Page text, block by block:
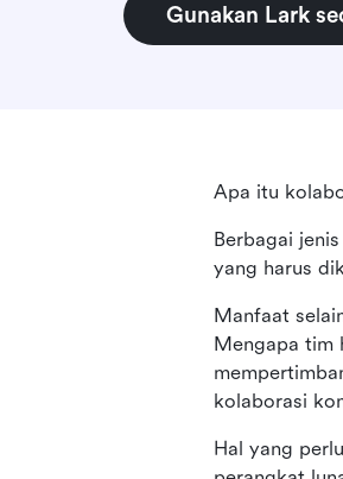
Gunakan Lark
Apa itu
Berbagai
yang harus
Manfaat
Mengapa tim
kolaborasi
Hal yang